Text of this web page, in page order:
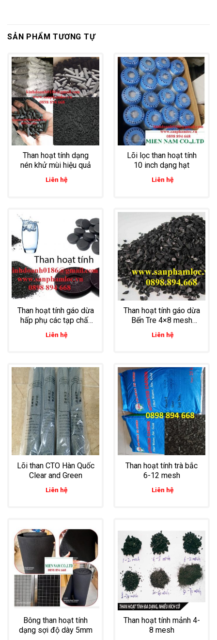
SẢN PHẨM TƯƠNG TỰ
Than hoạt tính dạng
nén khử mùi hiệu quả
Liên hệ
Lõi lọc than hoạt tính
10 inch dạng hạt
Liên hệ
Than hoạt tính gáo dừa
hấp phụ các tạp chất
hóa học độc hại có
trong nước
Liên hệ
Than hoạt tính gáo dừa
Bến Tre 4×8 mesh
dùng lọc rượu vang
Liên hệ
Lõi than CTO Hàn Quốc
Clear and Green
Liên hệ
Than hoạt tính trà bắc
6-12 mesh
Liên hệ
Bông than hoạt tính
dạng sợi độ dày 5mm
Than hoạt tính mảnh 4-
8 mesh